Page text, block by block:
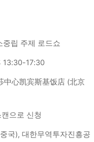
립 주제 로드쇼
13:30-17:30
中心凯宾斯基饭店 (北京
으로 신청
국), 대한무역투자진흥공